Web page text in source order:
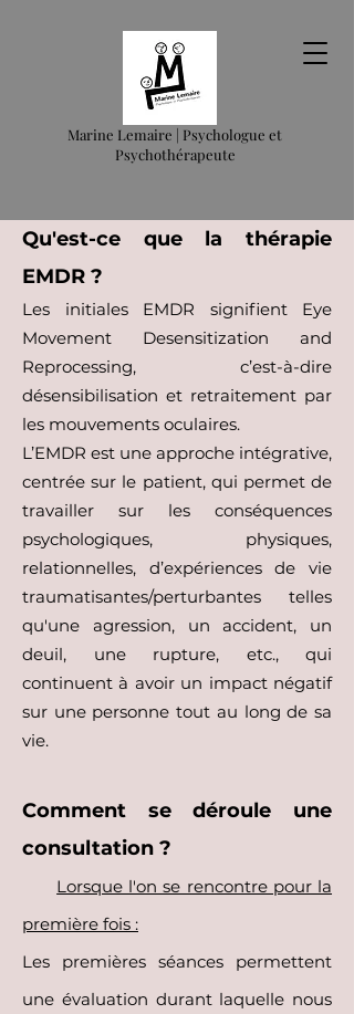
Marine Lemaire | Psychologue et
Psychothérapeute
Qu'est-ce que la thérapie
EMDR ?
Les initiales EMDR signifient Eye
Movement Desensitization and
Reprocessing, c’est-à-dire
désensibilisation et retraitement par
les mouvements oculaires.
L’EMDR est une approche intégrative,
centrée sur le patient, qui permet de
travailler sur les conséquences
psychologiques, physiques,
relationnelles, d’expériences de vie
traumatisantes/perturbantes telles
qu'une agression, un accident, un
deuil, une rupture, etc.,qui
continuent à avoir un impact négatif
sur une personne tout au long de sa
vie.
Comment se déroule une
consultation ?
Lorsque l'on se rencontre pour la
première fois :
Les premières séances permettent
une évaluation durant laquelle nous